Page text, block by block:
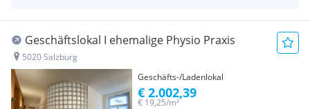
Geschäftslokal I ehemalige Physio Praxis
5020 Salzburg
Geschäfts-/Ladenlokal
€ 19,25/m²
€ 2.002,39